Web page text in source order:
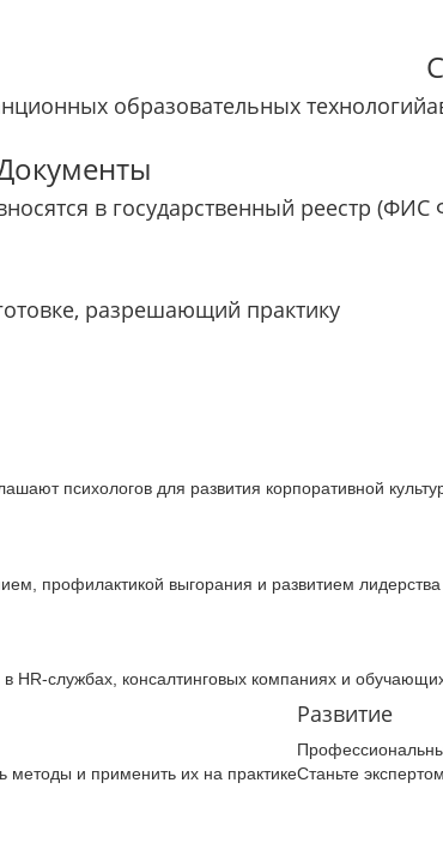
образовательных технологий
в государственный реестр
разрешающий практику
психологов для развития корпоративной
профилактикой выгорания и развитием лидерства
HR-службах, консалтинговых компаниях и
методы и применить их на практике
Развитие
Станьте